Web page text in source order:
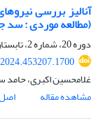
آنالیز بررسی
(مطالعه موردی : سد
دوره 20، شماره 2، تابستان 1404، صفحه
غلامحسین اکبری، حامد
مشاهده مقاله